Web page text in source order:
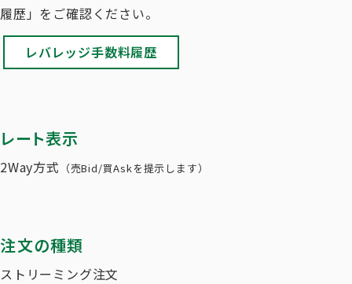
履歴」をご確認ください。
レバレッジ手数料履歴
レート表示
2Way方式 （売Bid/買Askを提示します）
注文の種類
ストリーミング注文